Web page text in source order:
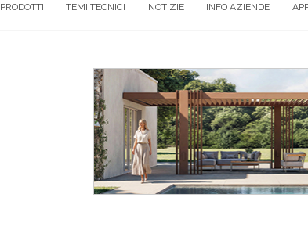
PRODOTTI TEMI TECNICI NOTIZIE INFO AZIENDE